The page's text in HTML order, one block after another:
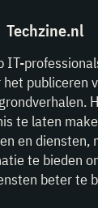
Techzine.nl
IT-
publiceren
te laten
en diensten,
te bieden
beter te